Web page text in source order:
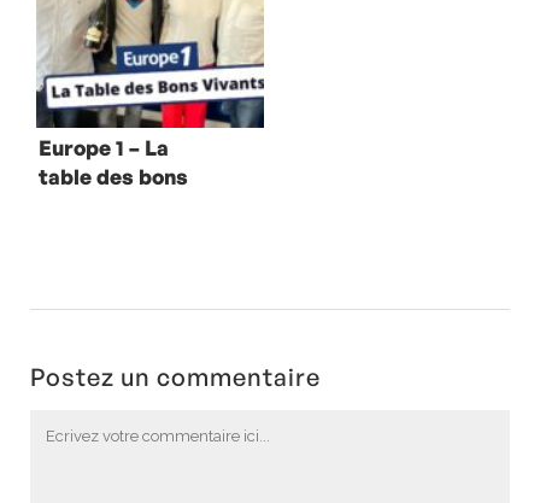
Europe 1 – La
table des bons
Postez un commentaire